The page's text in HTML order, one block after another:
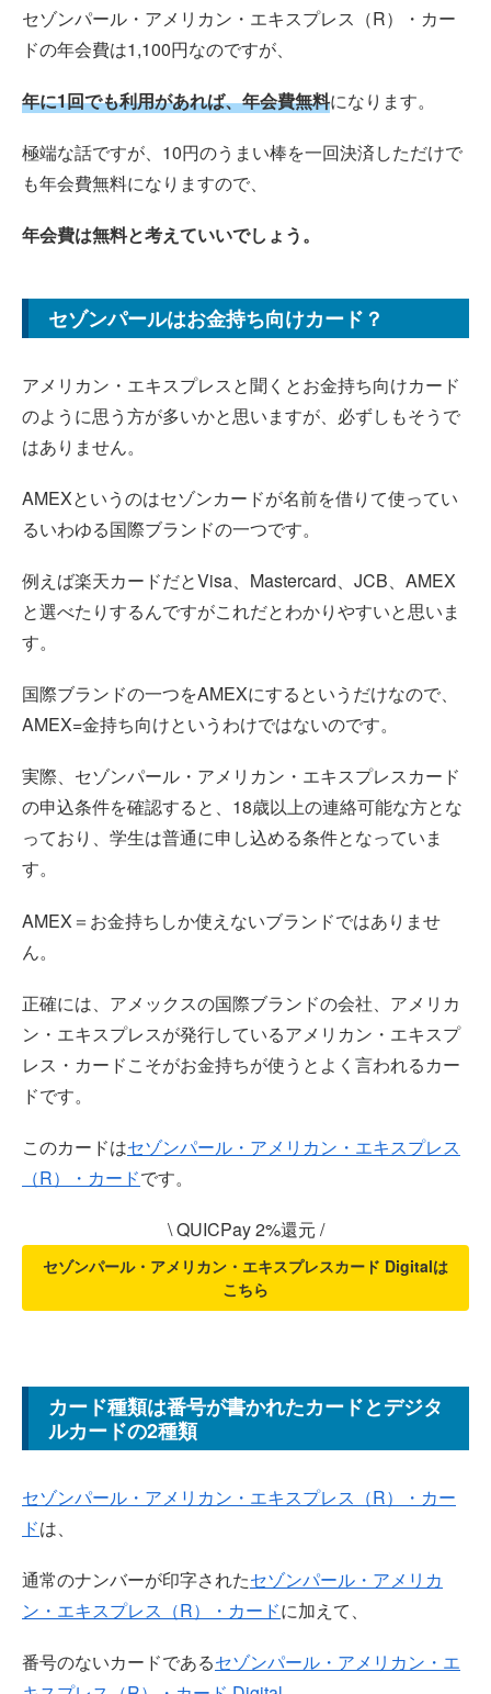
セゾンパール・アメリカン・エキスプレス（R）・カー
ドの年会費は1,100円なのですが、
年に1回でも利用があれば、年会費無料になります。
極端な話ですが、10円のうまい棒を一回決済しただけで
も年会費無料になりますので、
年会費は無料と考えていいでしょう。
セゾンパールはお金持ち向けカード？
アメリカン・エキスプレスと聞くとお金持ち向けカード
のように思う方が多いかと思いますが、必ずしもそうで
はありません。
AMEXというのはセゾンカードが名前を借りて使ってい
るいわゆる国際ブランドの一つです。
例えば楽天カードだとVisa、Mastercard、JCB、AMEX
と選べたりするんですがこれだとわかりやすいと思いま
す。
国際ブランドの一つをAMEXにするというだけなので、
AMEX=金持ち向けというわけではないのです。
実際、セゾンパール・アメリカン・エキスプレスカード
の申込条件を確認すると、18歳以上の連絡可能な方とな
っており、学生は普通に申し込める条件となっていま
す。
AMEX＝お金持ちしか使えないブランドではありませ
ん。
正確には、アメックスの国際ブランドの会社、アメリカ
ン・エキスプレスが発行しているアメリカン・エキスプ
レス・カードこそがお金持ちが使うとよく言われるカー
ドです。
このカードはセゾンパール・アメリカン・エキスプレス
（R）・カードです。
\ QUICPay 2%還元 /
セゾンパール・アメリカン・エキスプレスカード Digitalは
こちら
カード種類は番号が書かれたカードとデジタ
ルカードの2種類
セゾンパール・アメリカン・エキスプレス（R）・カー
ドは、
通常のナンバーが印字されたセゾンパール・アメリカ
ン・エキスプレス（R）・カードに加えて、
番号のないカードであるセゾンパール・アメリカン・エ